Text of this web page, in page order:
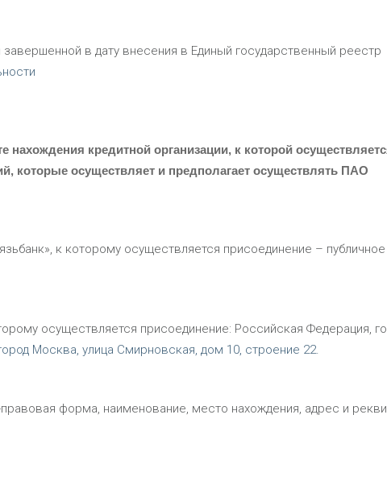
в дату внесения в Единый государственный реестр
кредитной организации, к которой
которые осуществляет и предполагает осуществлять ПАО
к которому осуществляется присоединение – публичное
осуществляется присоединение: Российская Федерация,
Москва, улица Смирновская, дом 10, строение 22.
форма, наименование, место нахождения, адрес и